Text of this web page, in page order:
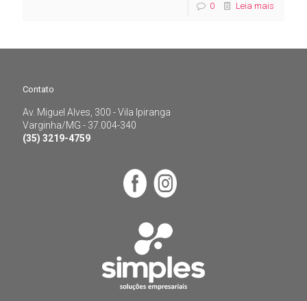
0 Leia mais
Varginha/MG - 37.004-340
Menu
Contato
Av. Miguel Alves, 300 - Vila Ipiranga
Varginha/MG - 37.004-340
(35) 3219-4759